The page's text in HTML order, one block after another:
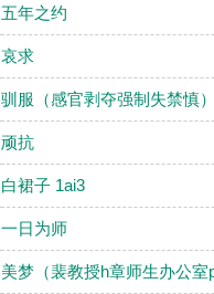
五年之约
哀求
驯服（感官剥夺强制失禁慎）
顽抗
白裙子 1ai3
一日为师
美梦（裴教授h章师生办公室